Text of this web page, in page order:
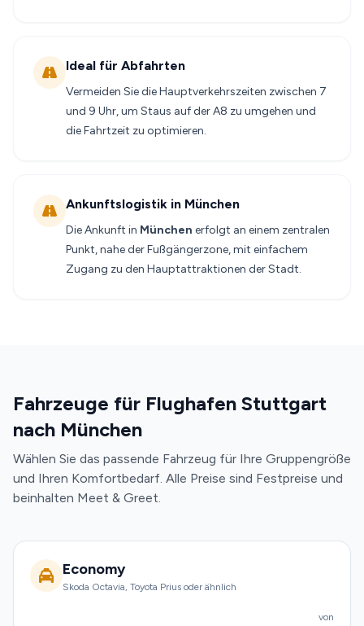
Ideal für Abfahrten
Vermeiden Sie die Hauptverkehrszeiten zwischen 7
und 9 Uhr, um Staus auf der A8 zu umgehen und
die Fahrtzeit zu optimieren.
Ankunftslogistik in München
Die Ankunft in München erfolgt an einem zentralen
Punkt, nahe der Fußgängerzone, mit einfachem
Zugang zu den Hauptattraktionen der Stadt.
Fahrzeuge für Flughafen Stuttgart
nach München
Wählen Sie das passende Fahrzeug für Ihre Gruppengröße
und Ihren Komfortbedarf. Alle Preise sind Festpreise und
beinhalten Meet & Greet.
Economy
Skoda Octavia, Toyota Prius oder ähnlich
von